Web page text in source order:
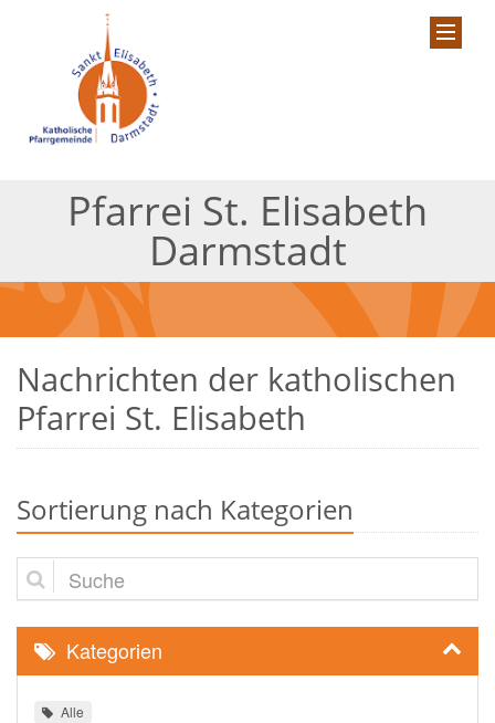
Pfarrei St. Elisabeth
Darmstadt
Nachrichten der katholischen
Pfarrei St. Elisabeth
Sortierung nach Kategorien
Suche
Kategorien
Alle